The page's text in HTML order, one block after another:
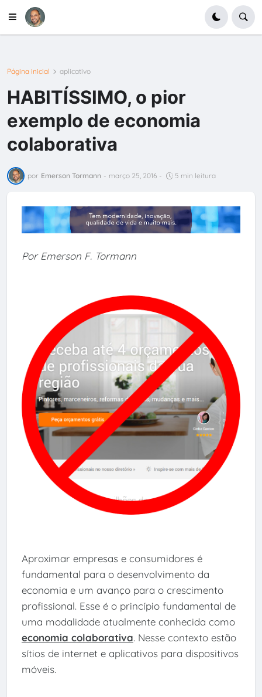
Página inicial aplicativo
HABITÍSSIMO, o pior
exemplo de economia
colaborativa
por Emerson Tormann - março 25, 2016 - 5 min leitura
Por Emerson F. Tormann
Aproximar empresas e consumidores é
fundamental para o desenvolvimento da
economia e um avanço para o crescimento
profissional. Esse é o princípio fundamental de
uma modalidade atualmente conhecida como
economia colaborativa. Nesse contexto estão
sítios de internet e aplicativos para dispositivos
móveis.